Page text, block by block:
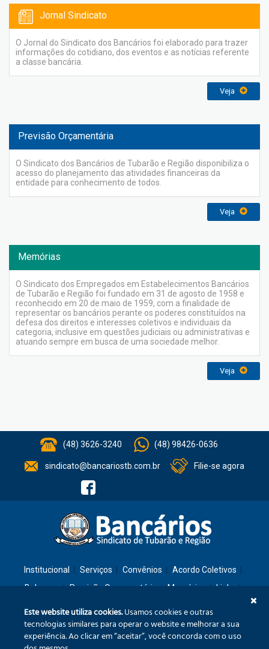
Jornal Sindicato
O Jornal do Sindicato dos Bancários foi elaborado para trazer
informações do cotidiano, dos eventos e as notícias referente
a classe bancária.
Veja
Previsão Orçamentária
O Sindicato dos Bancários de Tubarão e Região disponibiliza o
acesso do planejamento das atividades financeiras da
entidade para conhecimento de todos.
Veja
Memórias
O Sindicato dos Empregados em Estabelecimentos Bancários
de Tubarão e Região foi fundado em 31 de agosto de 1958 e
reconhecido em 20 de maio de 1959, com a finalidade de
representar os bancários perante os poderes constituídos na
defesa dos direitos e interesses coletivos e individuais da
categoria, inclusive em questões judiciais ou administrativas e
atuando sempre em busca de uma sociedade melhor.
Veja
(48) 3626-3240 (48) 98426-0636
sindicato@bancariostb.com.br Filie-se agora
Institucional Serviços Convênios
Acordo Coletivos
Balanços
Previsão Orçamentária Memórias
Links
Rua: São José, 36 – Ed. Cláudia – Térreo – Tubarão/SC – CEP: 88701-260
Este website utiliza cookies.Usamos cookies e outras
tecnologias similares para operar o website e melhorar a sua
experiência. Ao clicar em “aceitar”, você concorda com o uso